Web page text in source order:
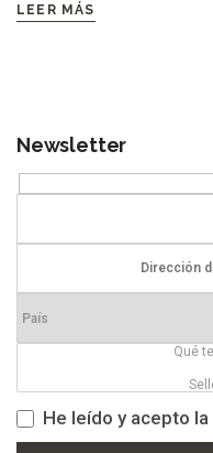
LEER MÁS
Newsletter
He leído y acepto la